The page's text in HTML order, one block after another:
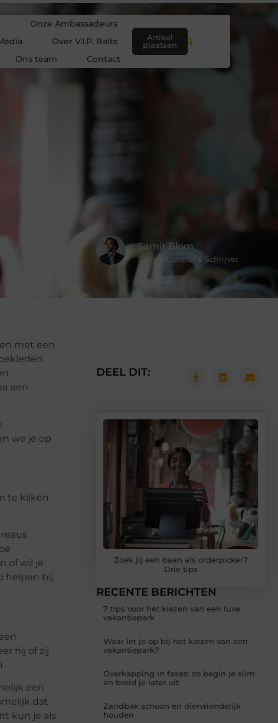
Onze Ambassadeurs
Over V.I.P. Baits
Ons team
Contact
Artikel
plaatsen
Samir Blom
Contentcurator & Schrijver
met een
een
we je op
te kijken
of wil je
helpen bij
hij of zij
een
dat
kun je als
DEEL DIT:
Zoek jij een baan als orderpicker?
Drie tips
RECENTE BERICHTEN
7 tips voor het kiezen van een luxe
vakantiepark
Waar let je op bij het kiezen van een
vakantiepark?
Overkapping in fases: zo begin je slim
en breid je later uit
Zandbak schoon en diervriendelijk
houden